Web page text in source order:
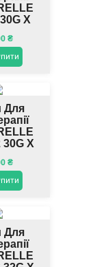
X
₴
Для
30G X
₴
Для